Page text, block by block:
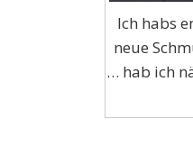
Ich habs
neue
… hab ich